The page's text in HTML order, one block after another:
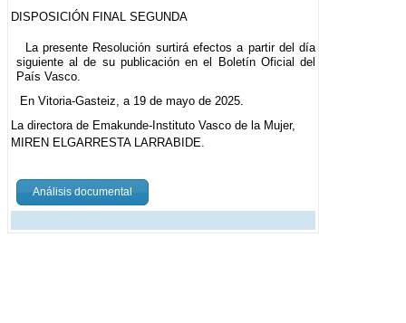
DISPOSICIÓN FINAL SEGUNDA
La presente Resolución surtirá efectos a partir del día
siguiente al de su publicación en el Boletín Oficial del
País Vasco.
En Vitoria-Gasteiz, a 19 de mayo de 2025.
La directora de Emakunde-Instituto Vasco de la Mujer,
MIREN ELGARRESTA LARRABIDE.
Análisis documental